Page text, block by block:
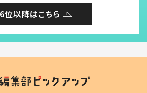
6位以降はこちら